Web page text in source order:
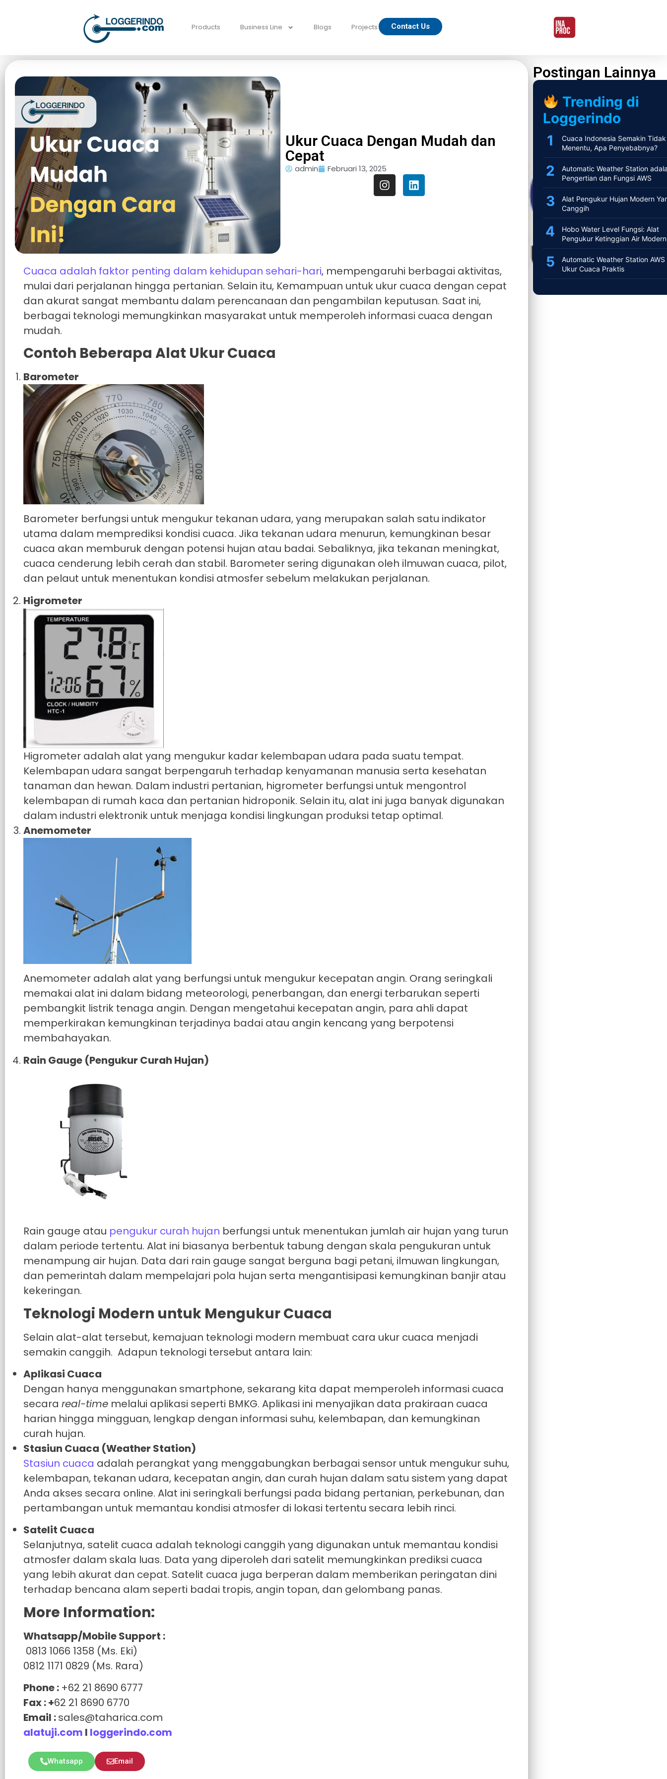
Products Business Line Blogs Projects Contact Us
Ukur Cuaca Dengan Mudah dan
Cepat
admin Februari 13, 2025
Cuaca adalah faktor penting dalam kehidupan sehari-hari, mempengaruhi berbagai aktivitas,
mulai dari perjalanan hingga pertanian. Selain itu, Kemampuan untuk ukur cuaca dengan cepat
dan akurat sangat membantu dalam perencanaan dan pengambilan keputusan. Saat ini,
berbagai teknologi memungkinkan masyarakat untuk memperoleh informasi cuaca dengan
mudah.
Contoh Beberapa Alat Ukur Cuaca
Barometer
Barometer berfungsi untuk mengukur tekanan udara, yang merupakan salah satu indikator
utama dalam memprediksi kondisi cuaca. Jika tekanan udara menurun, kemungkinan besar
cuaca akan memburuk dengan potensi hujan atau badai. Sebaliknya, jika tekanan meningkat,
cuaca cenderung lebih cerah dan stabil. Barometer sering digunakan oleh ilmuwan cuaca, pilot,
dan pelaut untuk menentukan kondisi atmosfer sebelum melakukan perjalanan.
Higrometer
Higrometer adalah alat yang mengukur kadar kelembapan udara pada suatu tempat.
Kelembapan udara sangat berpengaruh terhadap kenyamanan manusia serta kesehatan
tanaman dan hewan. Dalam industri pertanian, higrometer berfungsi untuk mengontrol
kelembapan di rumah kaca dan pertanian hidroponik. Selain itu, alat ini juga banyak digunakan
dalam industri elektronik untuk menjaga kondisi lingkungan produksi tetap optimal.
Anemometer
Anemometer adalah alat yang berfungsi untuk mengukur kecepatan angin. Orang seringkali
memakai alat ini dalam bidang meteorologi, penerbangan, dan energi terbarukan seperti
pembangkit listrik tenaga angin. Dengan mengetahui kecepatan angin, para ahli dapat
memperkirakan kemungkinan terjadinya badai atau angin kencang yang berpotensi
membahayakan.
Rain Gauge (Pengukur Curah Hujan)
Rain gauge atau pengukur curah hujan berfungsi untuk menentukan jumlah air hujan yang turun
dalam periode tertentu. Alat ini biasanya berbentuk tabung dengan skala pengukuran untuk
menampung air hujan. Data dari rain gauge sangat berguna bagi petani, ilmuwan lingkungan,
dan pemerintah dalam mempelajari pola hujan serta mengantisipasi kemungkinan banjir atau
kekeringan.
Teknologi Modern untuk Mengukur Cuaca
Selain alat-alat tersebut, kemajuan teknologi modern membuat cara ukur cuaca menjadi
semakin canggih. Adapun teknologi tersebut antara lain:
Aplikasi Cuaca
Dengan hanya menggunakan smartphone, sekarang kita dapat memperoleh informasi cuaca
secarareal-time melalui aplikasi seperti BMKG. Aplikasi ini menyajikan data prakiraan cuaca
harian hingga mingguan, lengkap dengan informasi suhu, kelembapan, dan kemungkinan
curah hujan.
Stasiun Cuaca (Weather Station)
Stasiun cuaca adalah perangkat yang menggabungkan berbagai sensor untuk mengukur suhu,
kelembapan, tekanan udara, kecepatan angin, dan curah hujan dalam satu sistem yang dapat
Anda akses secara online. Alat ini seringkali berfungsi pada bidang pertanian, perkebunan, dan
pertambangan untuk memantau kondisi atmosfer di lokasi tertentu secara lebih rinci.
Satelit Cuaca
Selanjutnya, satelit cuaca adalah teknologi canggih yang digunakan untuk memantau kondisi
atmosfer dalam skala luas. Data yang diperoleh dari satelit memungkinkan prediksi cuaca
yang lebih akurat dan cepat. Satelit cuaca juga berperan dalam memberikan peringatan dini
terhadap bencana alam seperti badai tropis, angin topan, dan gelombang panas.
More Information:
Whatsapp/Mobile Support :
0813 1066 1358 (Ms. Eki)
0812 1171 0829 (Ms. Rara)
Phone : +62 21 8690 6777
Fax : +62 21 8690 6770
Email :sales@taharica.com
alatuji.com I loggerindo.com
Whatsapp Email
Postingan Lainnya
Trending di
Loggerindo
Cuaca Indonesia Semakin Tidak
Menentu, Apa Penyebabnya?
Automatic Weather Station
Pengertian dan Fungsi AWS
Alat Pengukur Hujan Modern
Canggih
Hobo Water Level Fungsi: Alat
Pengukur Ketinggian Air Modern
Automatic Weather Station AWS
Ukur Cuaca Praktis